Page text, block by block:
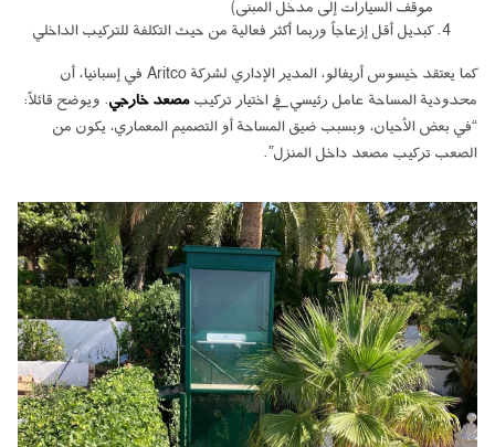
موقف السيارات إلى مدخل المبنى)
كبديل أقل إزعاجاً وربما أكثر فعالية من حيث التكلفة للتركيب الداخلي
كما يعتقد خيسوس أريفالو، المدير الإداري لشركة Aritco في إسبانيا، أن
محدودية المساحة عامل رئيسي في اختيار تركيب مصعد خارجي. ويوضح قائلاً:
“في بعض الأحيان، وبسبب ضيق المساحة أو التصميم المعماري، يكون من
الصعب تركيب مصعد داخل المنزل”.